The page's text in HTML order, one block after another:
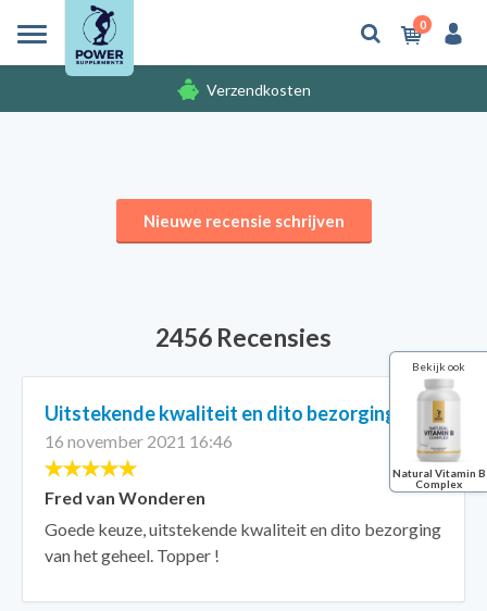
0
Verzendkosten
Nieuwe recensie schrijven
2456 Recensies
Uitstekende kwaliteit en dito bezorging
16 november 2021 16:46
Fred van Wonderen
Goede keuze, uitstekende kwaliteit en dito bezorging
van het geheel. Topper !
Bekijk ook
Natural Vitamin B
Complex